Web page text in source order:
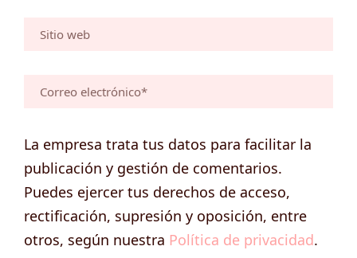
La empresa trata tus datos para facilitar la
publicación y gestión de comentarios.
Puedes ejercer tus derechos de acceso,
rectificación, supresión y oposición, entre
otros, según nuestra Política de privacidad.